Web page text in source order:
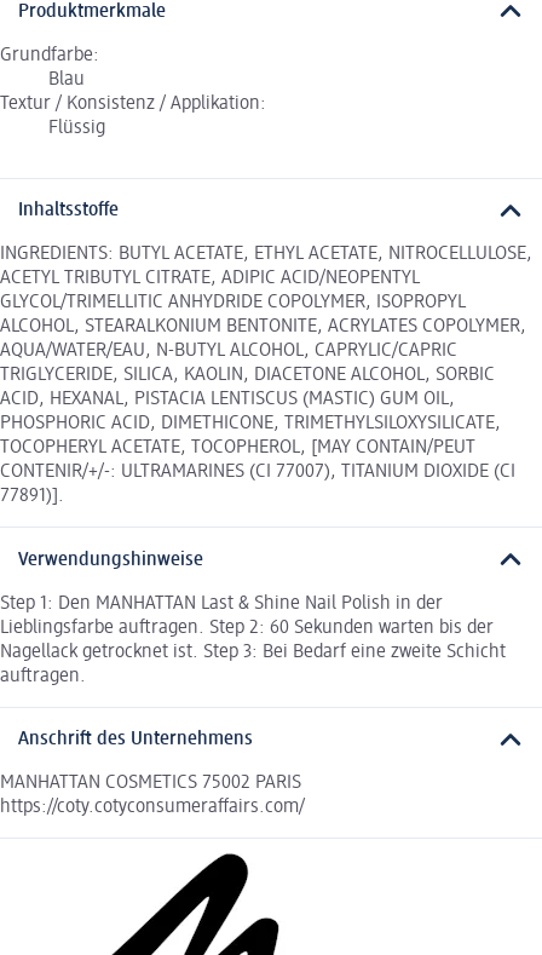
Produktmerkmale
Grundfarbe:
Blau
Textur / Konsistenz / Applikation:
Flüssig
Inhaltsstoffe
INGREDIENTS: BUTYL ACETATE, ETHYL ACETATE, NITROCELLULOSE,
ACETYL TRIBUTYL CITRATE, ADIPIC ACID/NEOPENTYL
GLYCOL/TRIMELLITIC ANHYDRIDE COPOLYMER, ISOPROPYL
ALCOHOL, STEARALKONIUM BENTONITE, ACRYLATES COPOLYMER,
AQUA/WATER/EAU, N-BUTYL ALCOHOL, CAPRYLIC/CAPRIC
TRIGLYCERIDE, SILICA, KAOLIN, DIACETONE ALCOHOL, SORBIC
ACID, HEXANAL, PISTACIA LENTISCUS (MASTIC) GUM OIL,
PHOSPHORIC ACID, DIMETHICONE, TRIMETHYLSILOXYSILICATE,
TOCOPHERYL ACETATE, TOCOPHEROL, [MAY CONTAIN/PEUT
CONTENIR/+/-: ULTRAMARINES (CI 77007), TITANIUM DIOXIDE (CI
77891)].
Verwendungshinweise
Step 1: Den MANHATTAN Last & Shine Nail Polish in der
Lieblingsfarbe auftragen. Step 2: 60 Sekunden warten bis der
Nagellack getrocknet ist. Step 3: Bei Bedarf eine zweite Schicht
auftragen.
Anschrift des Unternehmens
MANHATTAN COSMETICS 75002 PARIS
https://coty.cotyconsumeraffairs.com/